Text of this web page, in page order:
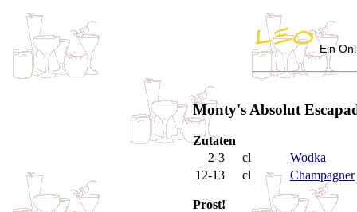
Ein
Monty's Absolut
Zutaten
2-3
cl
Wodka
12-13
cl Champagner
Prost!